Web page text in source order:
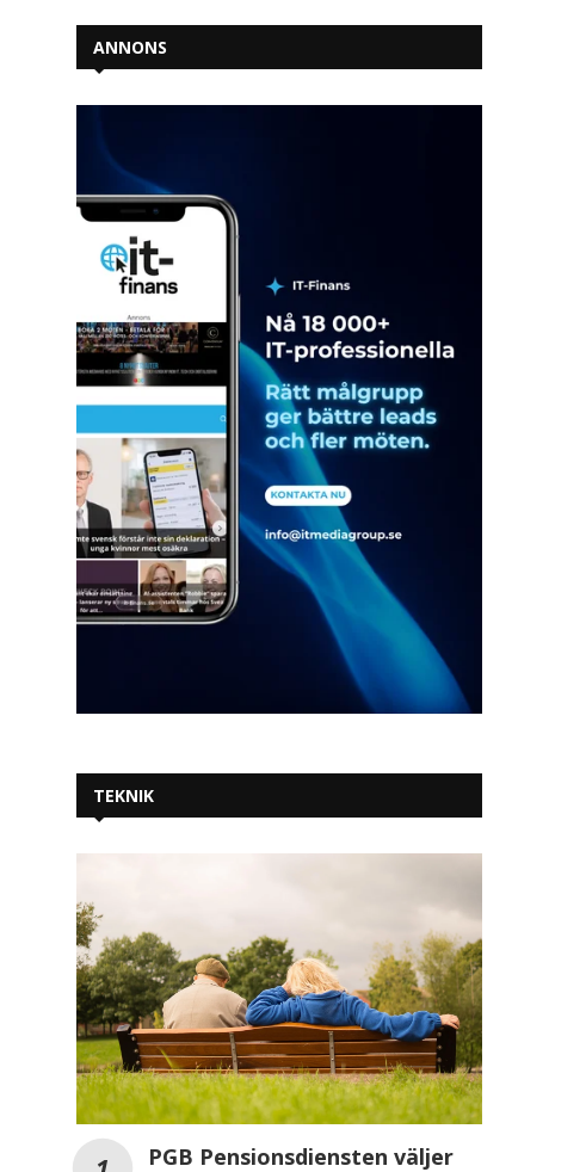
ANNONS
TEKNIK
PGB Pensionsdiensten väljer